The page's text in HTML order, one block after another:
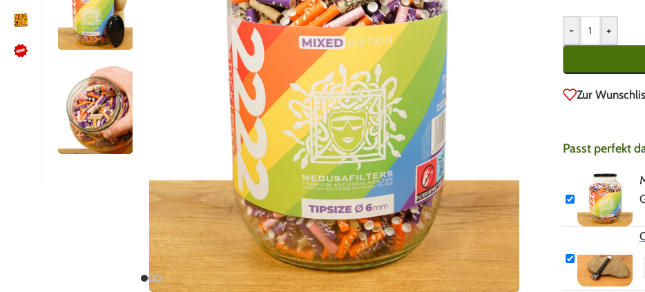
NÜTZLICHES
Kundenbewertungen lesen
Schreib uns auf WhatsApp
Kundenservice kontaktieren
- +
Zur
Passt perfekt